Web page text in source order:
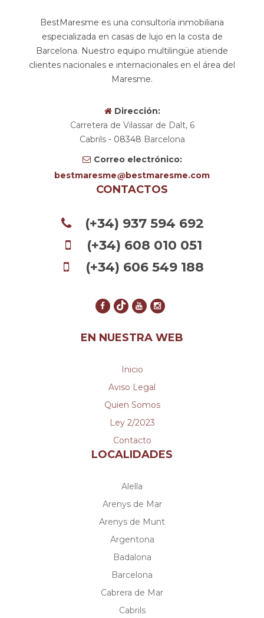
BestMaresme es una consultoría inmobiliaria
especializada en casas de lujo en la costa de
Barcelona. Nuestro equipo multilingüe atiende
clientes nacionales e internacionales en el área del
Maresme.
Dirección:
Carretera de Vilassar de Dalt, 6
Cabrils- 08348 Barcelona
Correo electrónico:
bestmaresme
bestmaresme.com
CONTACTOS
(+34) 937 594 692
(+34) 608 010 051
(+34) 606 549 188
EN NUESTRA WEB
Inicio
Aviso Legal
Quien Somos
Ley 2/2023
Contacto
LOCALIDADES
Alella
Arenys de Mar
Arenys de Munt
Argentona
Badalona
Barcelona
Cabrera de Mar
Cabrils